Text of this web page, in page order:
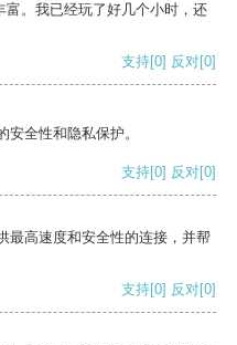
。我已经玩了好几个小时，还
支持[0] 反对[0]
全性和隐私保护。
支持[0] 反对[0]
最高速度和安全性的连接，并帮
支持[0] 反对[0]